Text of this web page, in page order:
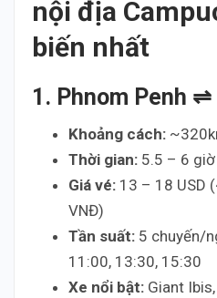
nội địa
biến nhất
1. Phnom Penh ⇌
Khoảng cách:
Thời gian: 5.5 – 6 giờ
Giá vé: 13 – 18 USD
VNĐ)
Tần suất: 5 chuyến/
11:00, 13:30, 15:30
Xe nổi bật: Giant